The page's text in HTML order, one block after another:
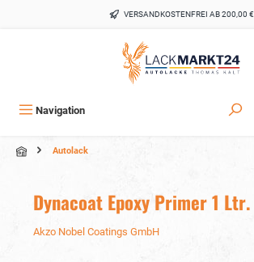
VERSANDKOSTENFREI AB 200,00 €
Navigation
Autolack
Dynacoat Epoxy Primer 1 Ltr.
Akzo Nobel Coatings GmbH